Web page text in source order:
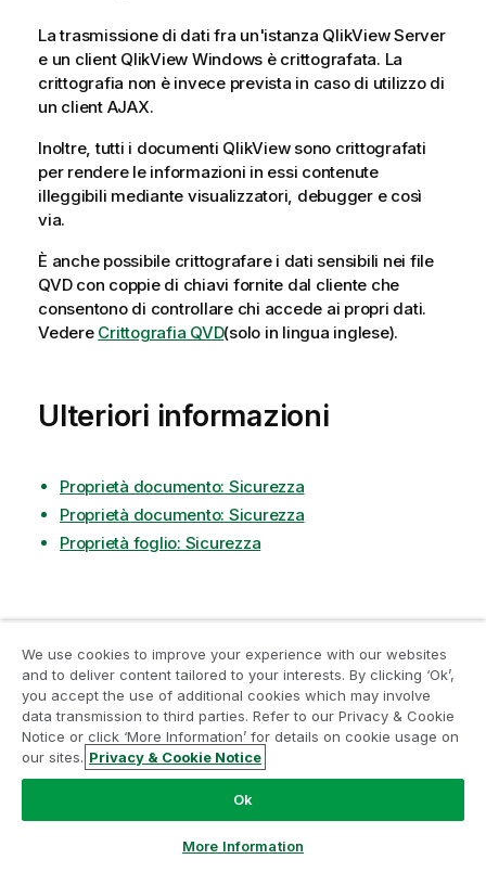
La trasmissione di dati fra un'istanza QlikView Server
e un client QlikView Windows è crittografata. La
crittografia non è invece prevista in caso di utilizzo di
un client AJAX.
Inoltre, tutti i documenti QlikView sono crittografati
per rendere le informazioni in essi contenute
illeggibili mediante visualizzatori, debugger e così
via.
È anche possibile crittografare i dati sensibili nei file
QVD con coppie di chiavi fornite dal cliente che
consentono di controllare chi accede ai propri dati.
Vedere Crittografia QVD(solo in lingua inglese).
Ulteriori informazioni
Proprietà documento: Sicurezza
Proprietà documento: Sicurezza
Proprietà foglio: Sicurezza
Hai trovato utile questa pagina?
Se riscontri problemi con questa pagina o con il suo
contenuto – un errore di battitura, un passaggio
mancante o un errore tecnico – ti pregiamo di farcelo
sapere!
Partecipa al programma Analytics
Modernization
Modernizza senza compromettere le tue preziose app
QlikView con il programma Analytics Modernization.
clic qui
ampquestions@qlik.com
We use cookies to improve your experience with our websites
and to deliver content tailored to your interests. By clicking ‘Ok’,
you accept the use of additional cookies which may involve
data transmission to third parties. Refer to our Privacy & Cookie
Notice or click ‘More Information’ for details on cookie usage on
our sites. Privacy & Cookie Notice
Ok
More Information